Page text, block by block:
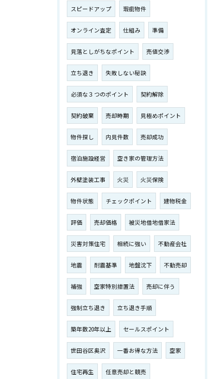
スピードアップ 瑕疵物件
オンライン査定 仕組み 準備
見落としがちなポイント 売値交渉
立ち退き 失敗しない秘訣
必須な３つのポイント 契約解除
契約破棄 売却時期 見極めポイント
物件探し 内見件数 売却成功
宿泊施設経営 空き家の管理方法
外壁塗装工事 火災 火災保険
物件状態 チェックポイント 建物税金
評価 売却価格 被災地借地借家法
災害対策住宅 相続に強い 不動産会社
地震 耐震基準 地盤沈下 不動売却
補強 空家特別措置法 売却に伴う
強制立ち退き 立ち退き手順
築年数20年以上 セールスポイント
世田谷区奥沢 一番お得な方法 空家
住宅再生 任意売却と競売